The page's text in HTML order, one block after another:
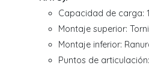
Capacidad de carga:
Montaje superior:
Montaje inferior:
Puntos de